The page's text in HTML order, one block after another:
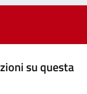
su questa